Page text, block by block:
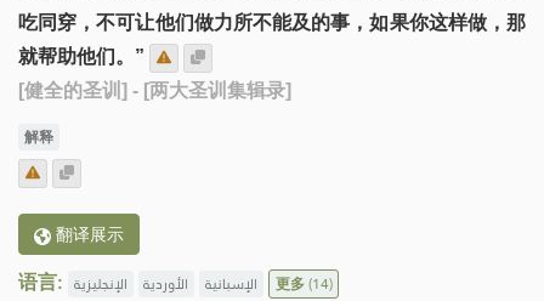
吃同穿，不可让他们做力所不能及的事，如果你这样做，那
就帮助他们。”
[健全的圣训] - [两大圣训集辑录]
解释
翻译展示
语言: الإنجليزية الأوردية الإسبانية 更多(14)